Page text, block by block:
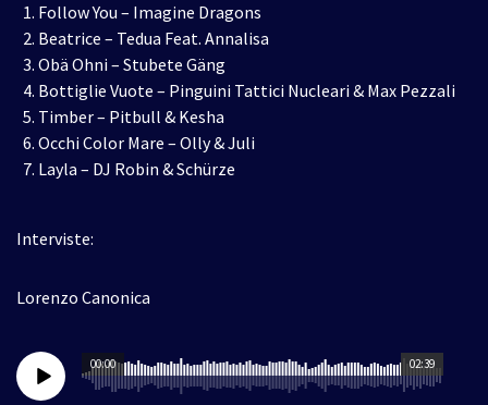
Follow You – Imagine Dragons
Beatrice – Tedua Feat. Annalisa
Obä Ohni – Stubete Gäng
Bottiglie Vuote – Pinguini Tattici Nucleari & Max Pezzali
Timber – Pitbull & Kesha
Occhi Color Mare – Olly & Juli
Layla – DJ Robin & Schürze
Interviste:
Lorenzo Canonica
02:39
00:00